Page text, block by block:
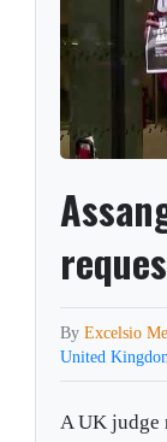
ByExcelsio
United
A UK judge